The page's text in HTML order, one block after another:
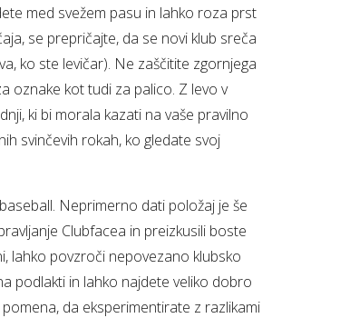
med svežem pasu in lahko roza prst
se prepričajte, da se novi klub sreča
ko ste levičar). Ne zaščitite zgornjega
oznake kot tudi za palico. Z levo v
ki bi morala kazati na vaše pravilno
svinčevih rokah, ko gledate svoj
Neprimerno dati položaj je še
Clubfacea in preizkusili boste
lahko povzroči nepovezano klubsko
podlakti in lahko najdete veliko dobro
da eksperimentirate z razlikami